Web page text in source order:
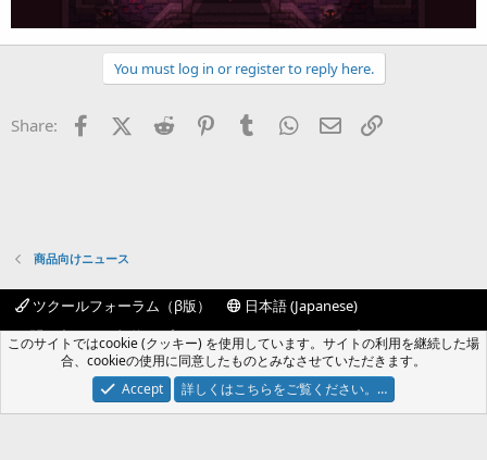
You must log in or register to reply here.
Share: FacebookX (Twitter)
Reddit PinterestTumblr WhatsApp
Eメール
商品向けニュース
ツクールフォーラム（β版）
日本語 (Japanese)
お問い合わせ
規約 プライバシーポリシー
ヘルプ
フォーラムトップ
R
S
S
Community platform by XenForo® © 2010-2024 XenForo Ltd.
このサイトではcookie (クッキー) を使用しています。サイトの利用を継続した場
合、cookieの使用に同意したものとみなさせていただきます。
Accept
詳しくはこちらをご覧ください。…